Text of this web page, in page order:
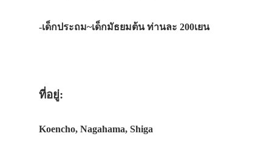
-เด็กประถม~เด็กมัธยมต้น ท่านละ 200เยน
ที่อยู่:
Koencho, Nagahama, Shiga